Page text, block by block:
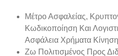
Μέτρο Ασφαλείας,
Κωδικοποίηση Και
Ασφάλεια Χρήματα Κίνηση
Ζω Πολιτισμένος Προς